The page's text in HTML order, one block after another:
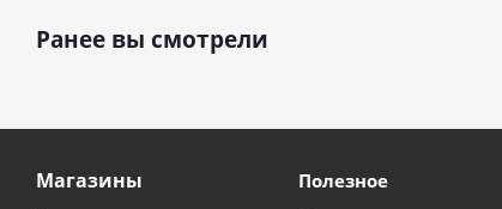
Ранее вы смотрели
Магазины
Полезное